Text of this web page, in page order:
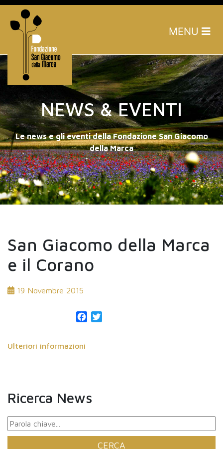
MENU
NEWS & EVENTI
Le news e gli eventi della Fondazione San Giacomo
della Marca
San Giacomo della Marca
e il Corano
19 Novembre 2015
Facebook
Ulteriori informazioni
Ricerca News